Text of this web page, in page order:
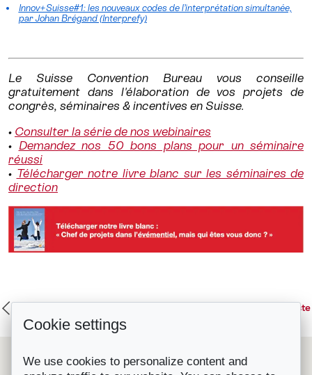
Innov+Suisse#1: les nouveaux codes de l’interprétation simultanée,
par Johan Brégand (Interprefy)
Le Suisse Convention Bureau vous conseille
gratuitement dans l'élaboration de vos projets de
congrès, séminaires & incentives en Suisse.
• Consulter la série de nos webinaires
• Demandez nos 50 bons plans pour un séminaire
réussi
• Télécharger notre livre blanc sur les séminaires de
direction
Retour à la liste
Innov+Suisse#2: les nouveaux événements...
Le Suisse Convention Bureau (SCIB) est une organisation
nationale à but non lucratif qui représente les principales
Cookie settings
We use cookies to personalize content and